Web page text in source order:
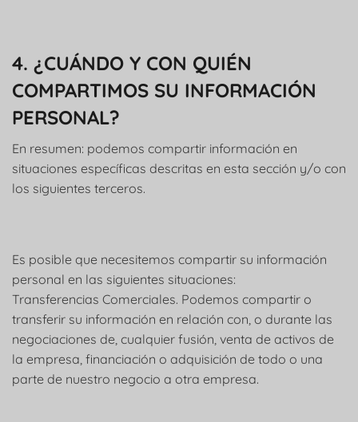
4. ¿CUÁNDO Y CON QUIÉN
COMPARTIMOS SU INFORMACIÓN
PERSONAL?
En resumen: podemos compartir información en
situaciones específicas descritas en esta sección y/o con
los siguientes terceros.
Es posible que necesitemos compartir su información
personal en las siguientes situaciones:
Transferencias Comerciales. Podemos compartir o
transferir su información en relación con, o durante las
negociaciones de, cualquier fusión, venta de activos de
la empresa, financiación o adquisición de todo o una
parte de nuestro negocio a otra empresa.